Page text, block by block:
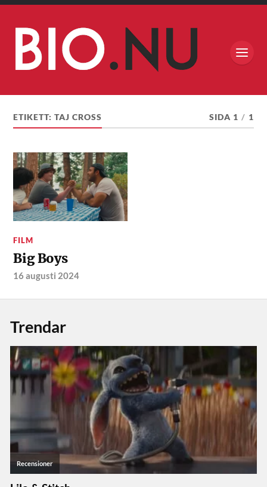
ETIKETT:TAJ CROSS SIDA 1 / 1
FILM
Big Boys
16 augusti 2024
Trendar